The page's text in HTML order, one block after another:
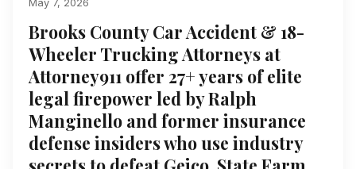
May 7, 2026
Brooks County Car Accident & 18-
Wheeler Trucking Attorneys at
Attorney911 offer 27+ years of elite
legal firepower led by Ralph
Manginello and former insurance
defense insiders who use industry